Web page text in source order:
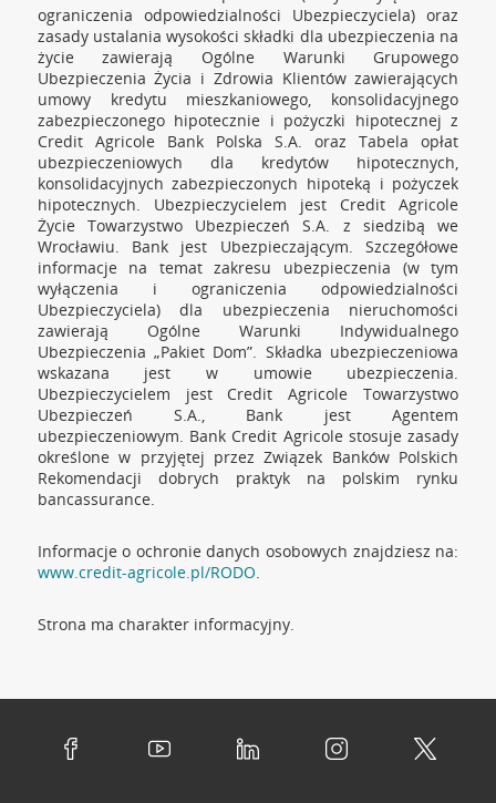
ograniczenia odpowiedzialności Ubezpieczyciela) oraz
zasady ustalania wysokości składki dla ubezpieczenia na
życie zawierają Ogólne Warunki Grupowego
Ubezpieczenia Życia i Zdrowia Klientów zawierających
umowy kredytu mieszkaniowego, konsolidacyjnego
zabezpieczonego hipotecznie i pożyczki hipotecznej z
Credit Agricole Bank Polska S.A. oraz Tabela opłat
ubezpieczeniowych dla kredytów hipotecznych,
konsolidacyjnych zabezpieczonych hipoteką i pożyczek
hipotecznych. Ubezpieczycielem jest Credit Agricole
Życie Towarzystwo Ubezpieczeń S.A. z siedzibą we
Wrocławiu. Bank jest Ubezpieczającym. Szczegółowe
informacje na temat zakresu ubezpieczenia (w tym
wyłączenia i ograniczenia odpowiedzialności
Ubezpieczyciela) dla ubezpieczenia nieruchomości
zawierają Ogólne Warunki Indywidualnego
Ubezpieczenia „Pakiet Dom”. Składka ubezpieczeniowa
wskazana jest w umowie ubezpieczenia.
Ubezpieczycielem jest Credit Agricole Towarzystwo
Ubezpieczeń S.A., Bank jest Agentem
ubezpieczeniowym. Bank Credit Agricole stosuje zasady
określone w przyjętej przez Związek Banków Polskich
Rekomendacji dobrych praktyk na polskim rynku
bancassurance.
Informacje o ochronie danych osobowych znajdziesz na:
www.credit-agricole.pl/RODO.
Strona ma charakter informacyjny.